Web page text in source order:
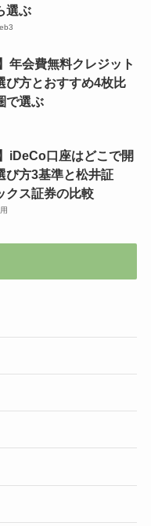
選ぶ
年会費無料クレジット
び方とおすすめ4枚比
で選ぶ
iDeCo口座はどこで開
び方3基準と松井証
クス証券の比較